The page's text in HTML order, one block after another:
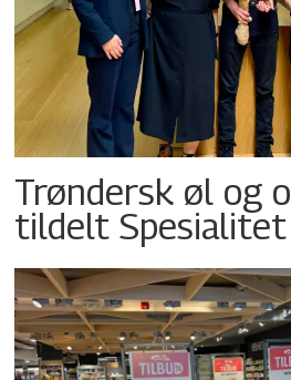
Trøndersk øl og
tildelt Spesialitet